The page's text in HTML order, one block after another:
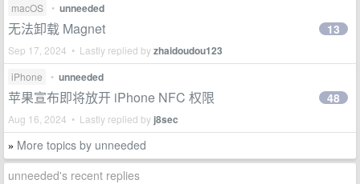
macOS • unneeded
无法卸载 Magnet
Sep 17, 2024 • Lastly replied byzhaidoudou123
13
iPhone • unneeded
苹果宣布即将放开 iPhone NFC 权限
Aug 16, 2024 • Lastly replied by j8sec
48
» More topics by unneeded
unneeded's recent replies